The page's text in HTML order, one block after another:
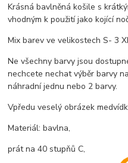
Krásná bavlněná košile s
vhodným k použití jako kojící
Mix barev ve velikostech S- 3
Ne všechny barvy jsou
nechcete nechat výběr barvy
náhradní jednu nebo 2 barvy.
Vpředu veselý obrázek
Materiál: bavlna,
prát na 40 stupňů C,